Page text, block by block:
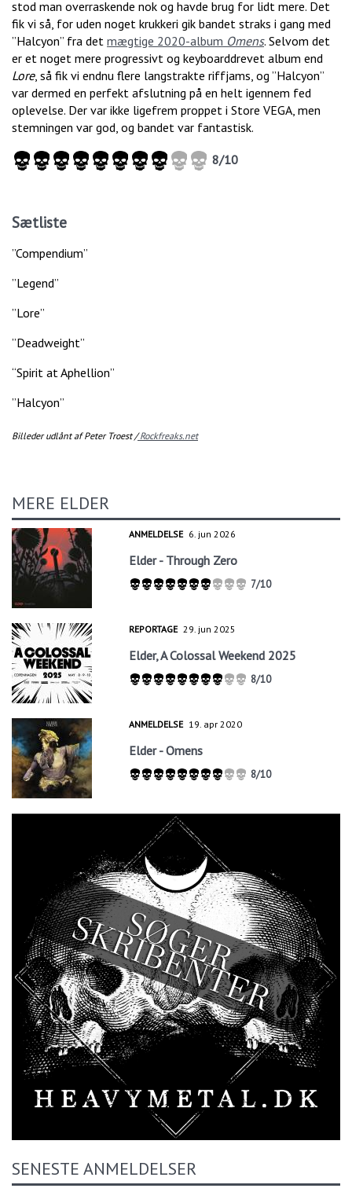
stod man overraskende nok og havde brug for lidt mere. Det
fik vi så, for uden noget krukkeri gik bandet straks i gang med
”Halcyon” fra det mægtige 2020-album Omens. Selvom det
er et noget mere progressivt og keyboarddrevet album end
Lore, så fik vi endnu flere langstrakte riffjams, og ”Halcyon”
var dermed en perfekt afslutning på en helt igennem fed
oplevelse. Der var ikke ligefrem proppet i Store VEGA, men
stemningen var god, og bandet var fantastisk.
8/10
Sætliste
”Compendium”
”Legend”
”Lore”
”Deadweight”
“Spirit at Aphellion”
”Halcyon”
Billeder udlånt af Peter Troest /Rockfreaks.net
MERE ELDER
ANMELDELSE 6. jun 2026
Elder - Through Zero
7/10
REPORTAGE 29. jun 2025
Elder, A Colossal Weekend 2025
8/10
ANMELDELSE 19. apr 2020
Elder - Omens
8/10
SENESTE ANMELDELSER